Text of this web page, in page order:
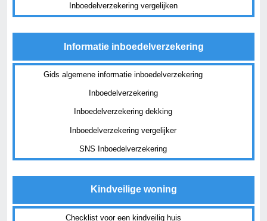
Inboedelverzekering vergelijken
Informatie inboedelverzekering
Gids algemene informatie inboedelverzekering
Inboedelverzekering
Inboedelverzekering dekking
Inboedelverzekering vergelijker
SNS Inboedelverzekering
Kindveilige woning
Checklist voor een kindveilig huis